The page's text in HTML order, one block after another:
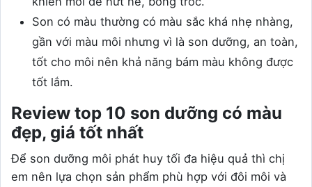
Son có màu thường có màu sắc khá nhẹ nhàng,
gần với màu môi nhưng vì là son dưỡng, an toàn,
tốt cho môi nên khả năng bám màu không được
tốt lắm.
Review top 10 son dưỡng có màu
đẹp, giá tốt nhất
Để son dưỡng môi phát huy tối đa hiệu quả thì chị
em nên lựa chọn sản phẩm phù hợp với đôi môi và